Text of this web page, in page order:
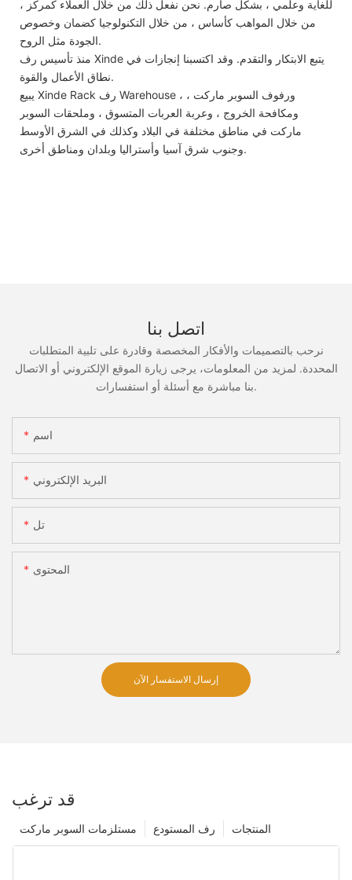
للغاية وعلمي ، بشكل صارم. نحن نفعل ذلك من خلال العملاء كمركز ،
من خلال المواهب كأساس ، من خلال التكنولوجيا كضمان وخصوص
الجودة مثل الروح.
منذ تأسيس رف Xinde يتبع الابتكار والتقدم. وقد اكتسبنا إنجازات في
نطاق الأعمال والقوة.
يبيع Xinde Rack رف Warehouse ، ورفوف السوبر ماركت ،
ومكافحة الخروج ، وعربة العربات المتسوق ، وملحقات السوبر
ماركت في مناطق مختلفة في البلاد وكذلك في الشرق الأوسط
وجنوب شرق آسيا وأستراليا وبلدان ومناطق أخرى.
اتصل بنا
نرحب بالتصميمات والأفكار المخصصة وقادرة على تلبية المتطلبات
المحددة. لمزيد من المعلومات، يرجى زيارة الموقع الإلكتروني أو الاتصال
بنا مباشرة مع أسئلة أو استفسارات.
اسم
البريد الإلكتروني
تل
المحتوى
إرسال الاستفسار الآن
قد ترغب
المنتجات رف المستودع مستلزمات السوبر ماركت